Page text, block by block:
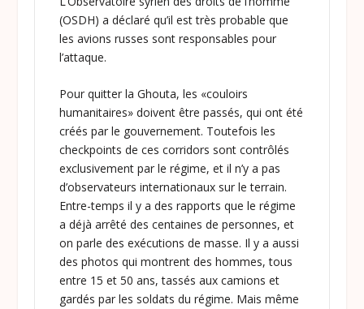
(OSDH) a déclaré qu’il est très probable que
les avions russes sont responsables pour
l’attaque.
Pour quitter la Ghouta, les «couloirs
humanitaires» doivent être passés, qui ont été
créés par le gouvernement. Toutefois les
checkpoints de ces corridors sont contrôlés
exclusivement par le régime, et il n’y a pas
d’observateurs internationaux sur le terrain.
Entre-temps il y a des rapports que le régime
a déjà arrêté des centaines de personnes, et
on parle des exécutions de masse. Il y a aussi
des photos qui montrent des hommes, tous
entre 15 et 50 ans, tassés aux camions et
gardés par les soldats du régime. Mais même